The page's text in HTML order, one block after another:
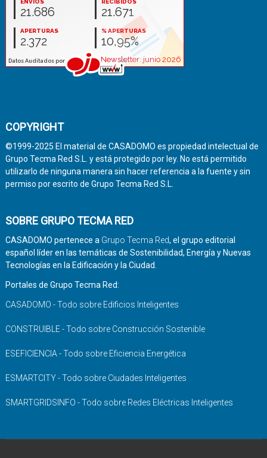
COPYRIGHT
©1999-2025 El material de CASADOMO es propiedad intelectual de
Grupo Tecma Red S.L. y está protegido por ley. No está permitido
utilizarlo de ninguna manera sin hacer referencia a la fuente y sin
permiso por escrito de Grupo Tecma Red S.L.
SOBRE GRUPO TECMA RED
CASADOMO pertenece a Grupo Tecma Red, el grupo editorial
español líder en las temáticas de Sostenibilidad, Energía y Nuevas
Tecnologías en la Edificación y la Ciudad.
Portales de Grupo Tecma Red:
CASADOMO - Todo sobre Edificios Inteligentes
CONSTRUIBLE - Todo sobre Construcción Sostenible
ESEFICIENCIA - Todo sobre Eficiencia Energética
ESMARTCITY - Todo sobre Ciudades Inteligentes
SMARTGRIDSINFO - Todo sobre Redes Eléctricas Inteligentes